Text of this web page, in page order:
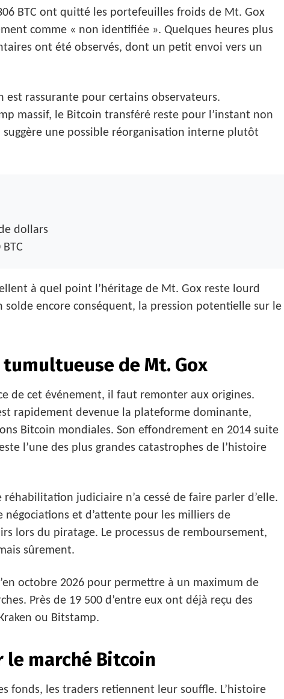
BTC ont quitté les portefeuilles froids de Mt. Gox
comme « non identifiée ». Quelques heures plus
ont été observés, dont un petit envoi vers un
est rassurante pour certains observateurs.
massif, le Bitcoin transféré reste pour l’instant non
une possible réorganisation interne plutôt
dollars
à quel point l’héritage de Mt. Gox reste lourd
solde encore conséquent, la pression potentielle sur le
de Mt. Gox
de cet événement, il faut remonter aux origines.
rapidement devenue la plateforme dominante,
Bitcoin mondiales. Son effondrement en 2014 suite
l’une des plus grandes catastrophes de l’histoire
judiciaire n’a cessé de faire parler d’elle.
négociations et d’attente pour les milliers de
lors du piratage. Le processus de remboursement,
sûrement.
octobre 2026 pour permettre à un maximum de
Près de 19 500 d’entre eux ont déjà reçu des
ou Bitstamp.
marché Bitcoin
fonds, les traders retiennent leur souffle. L’histoire